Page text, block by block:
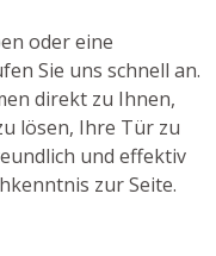
oder eine
Sie uns schnell an.
direkt zu Ihnen,
lösen, Ihre Tür zu
und effektiv
zur Seite.